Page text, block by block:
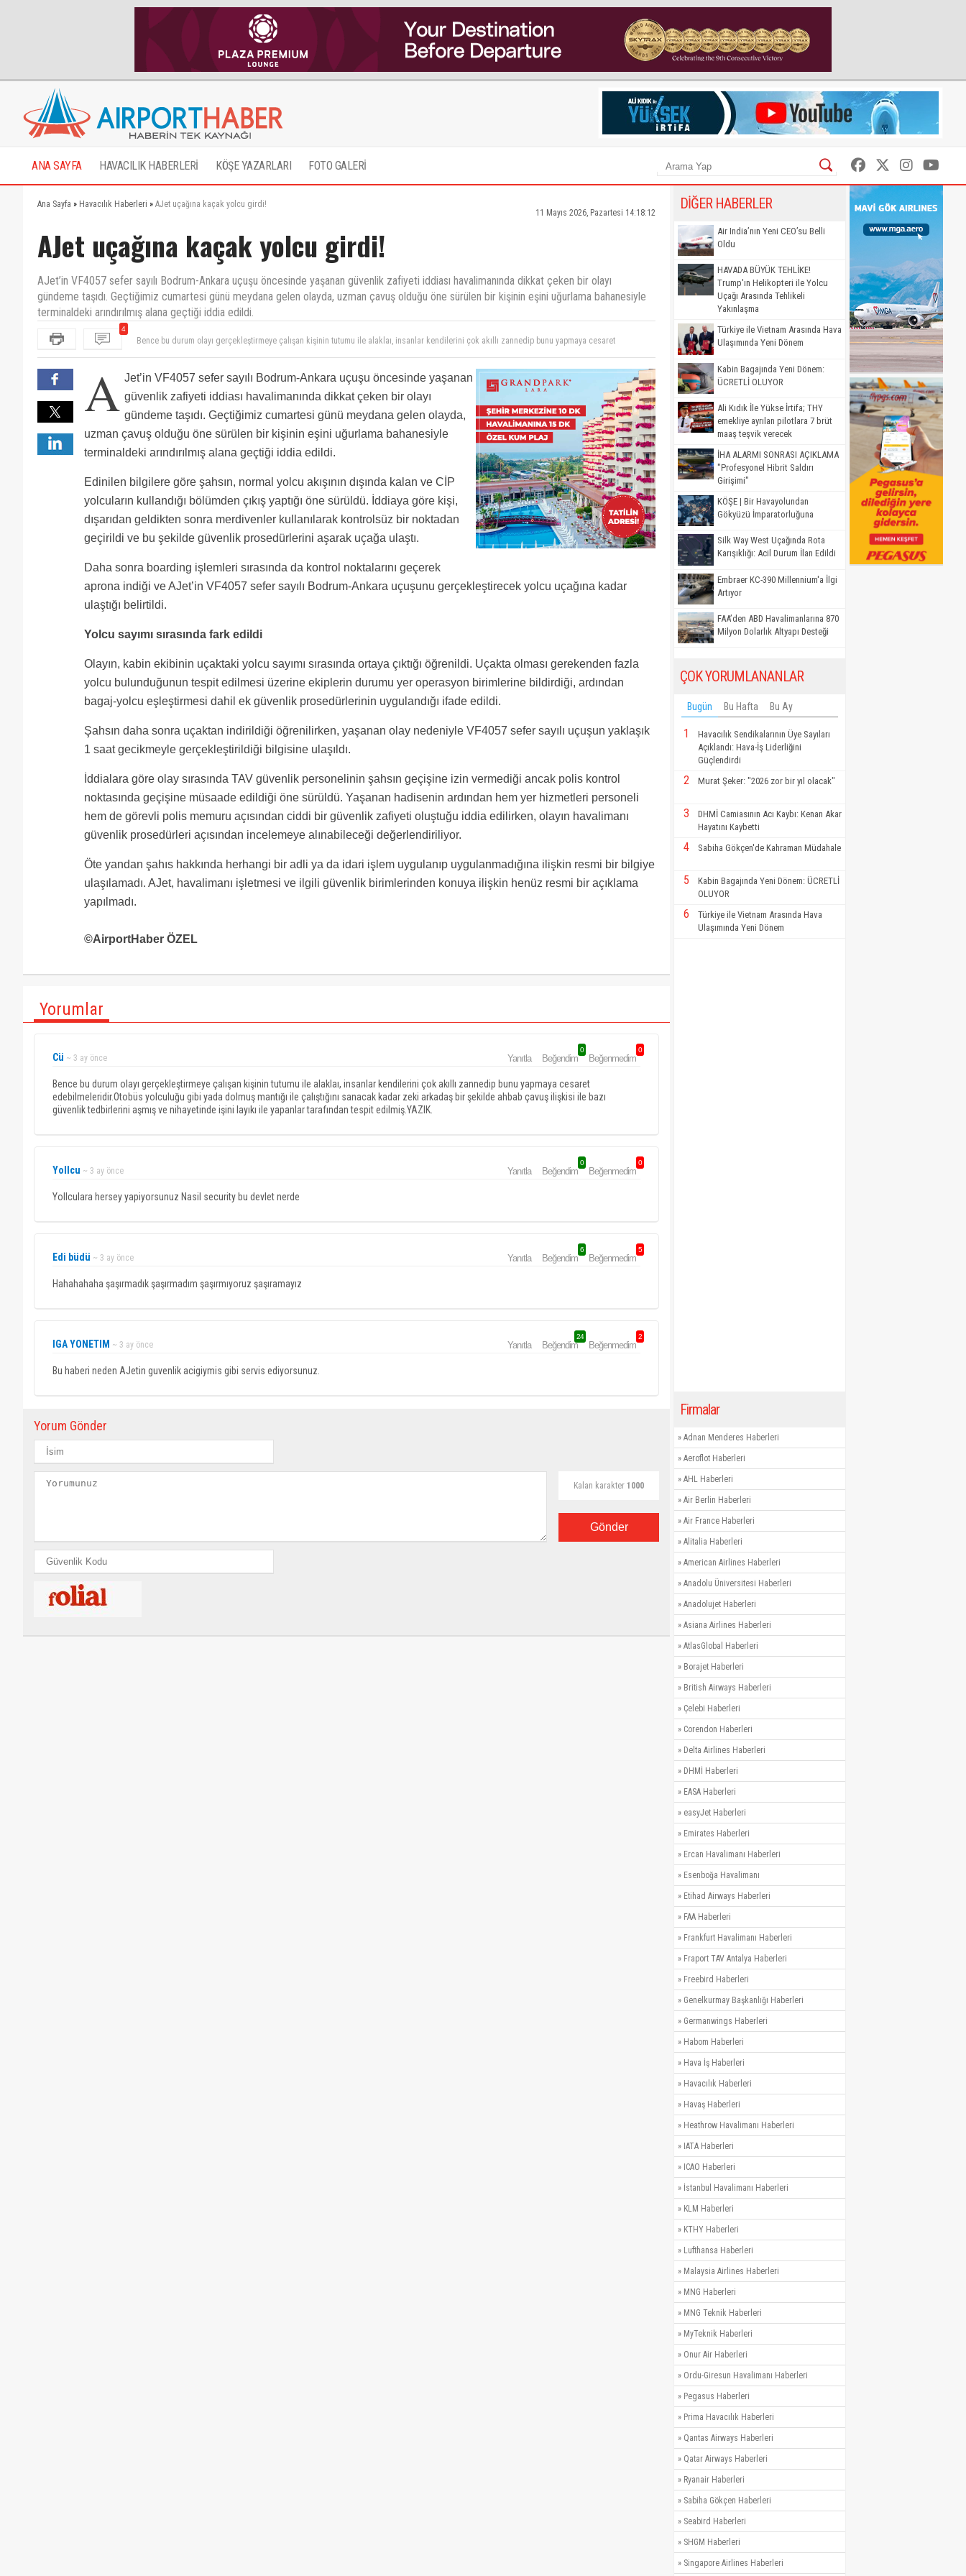
ANA SAYFA HAVACILIK HABERLERİ KÖŞE YAZARLARI FOTO GALERİ
Ana Sayfa » Havacılık Haberleri » AJet uçağına kaçak yolcu girdi!
11 Mayıs 2026, Pazartesi 14:18:12
AJet uçağına kaçak yolcu girdi!
AJet’in VF4057 sefer sayılı Bodrum-Ankara uçuşu öncesinde yaşanan güvenlik zafiyeti iddiası havalimanında dikkat çeken bir olayı
gündeme taşıdı. Geçtiğimiz cumartesi günü meydana gelen olayda, uzman çavuş olduğu öne sürülen bir kişinin eşini uğurlama bahanesiyle
terminaldeki arındırılmış alana geçtiği iddia edildi.
4
edebilmeleridir.Otobüs yolculuğu gibi yada dolmuş mantığı ile çalıştığını sanacak kadar zeki arkadaş bir şekilde ahbab çavuş ilişkisi ile bazı
Yollculara hersey yapiyorsunuz Nasil security bu devlet nerde
A Jet’in VF4057 sefer sayılı Bodrum-Ankara uçuşu öncesinde yaşanan
güvenlik zafiyeti iddiası havalimanında dikkat çeken bir olayı
gündeme taşıdı. Geçtiğimiz cumartesi günü meydana gelen olayda,
uzman çavuş olduğu öne sürülen bir kişinin eşini uğurlama bahanesiyle
terminaldeki arındırılmış alana geçtiği iddia edildi.
Edinilen bilgilere göre şahsın, normal yolcu akışının dışında kalan ve CİP
yolcuların kullandığı bölümden çıkış yaptığı öne sürüldü. İddiaya göre kişi,
dışarıdan geldikten sonra merdivenler kullanılarak kontrolsüz bir noktadan
geçirildi ve bu şekilde güvenlik prosedürlerini aşarak uçağa ulaştı.
Daha sonra boarding işlemleri sırasında da kontrol noktalarını geçerek
aprona indiği ve AJet’in VF4057 sefer sayılı Bodrum-Ankara uçuşunu gerçekleştirecek yolcu uçağına kadar
ulaştığı belirtildi.
Yolcu sayımı sırasında fark edildi
Olayın, kabin ekibinin uçaktaki yolcu sayımı sırasında ortaya çıktığı öğrenildi. Uçakta olması gerekenden fazla
yolcu bulunduğunun tespit edilmesi üzerine ekiplerin durumu yer operasyon birimlerine bildirdiği, ardından
bagaj-yolcu eşleştirmesi dahil ek güvenlik prosedürlerinin uygulandığı ifade edildi.
Şahsın daha sonra uçaktan indirildiği öğrenilirken, yaşanan olay nedeniyle VF4057 sefer sayılı uçuşun yaklaşık
1 saat gecikmeyle gerçekleştirildiği bilgisine ulaşıldı.
İddialara göre olay sırasında TAV güvenlik personelinin şahsın geçişine izin vermediği ancak polis kontrol
noktasında geçişine müsaade edildiği öne sürüldü. Yaşanan hadisenin ardından hem yer hizmetleri personeli
hem de görevli polis memuru açısından ciddi bir güvenlik zafiyeti oluştuğu iddia edilirken, olayın havalimanı
güvenlik prosedürleri açısından incelemeye alınabileceği değerlendiriliyor.
Öte yandan şahıs hakkında herhangi bir adli ya da idari işlem uygulanıp uygulanmadığına ilişkin resmi bir bilgiye
ulaşılamadı. AJet, havalimanı işletmesi ve ilgili güvenlik birimlerinden konuya ilişkin henüz resmi bir açıklama
yapılmadı.
©AirportHaber ÖZEL
Yorumlar
Cü ~ 3 ay önce Yanıtla Beğendim
0
Beğenmedim
0
Bence bu durum olayı gerçekleştirmeye çalışan kişinin tutumu ile alaklaı, insanlar kendilerini çok akıllı zannedip bunu yapmaya cesaret
edebilmeleridir.Otobüs yolculuğu gibi yada dolmuş mantığı ile çalıştığını sanacak kadar zeki arkadaş bir şekilde ahbab çavuş ilişkisi ile bazı
güvenlik tedbirlerini aşmış ve nihayetinde işini layıkı ile yapanlar tarafından tespit edilmiş.YAZIK.
Yollcu ~ 3 ay önce Yanıtla Beğendim
0
Beğenmedim
0
Yollculara hersey yapiyorsunuz Nasil security bu devlet nerde
Edi büdü ~ 3 ay önce Yanıtla Beğendim
6
Beğenmedim
5
Hahahahaha şaşırmadık şaşırmadım şaşırmıyoruz şaşıramayız
IGA YONETIM ~ 3 ay önce Yanıtla Beğendim
24
Beğenmedim
2
Bu haberi neden AJetin guvenlik acigiymis gibi servis ediyorsunuz.
Yorum Gönder
Kalan karakter 1000
Gönder
DİĞER HABERLER
Air India’nın Yeni CEO’su Belli
Oldu
HAVADA BÜYÜK TEHLİKE!
Trump'ın Helikopteri ile Yolcu
Uçağı Arasında Tehlikeli
Yakınlaşma
Türkiye ile Vietnam Arasında Hava
Ulaşımında Yeni Dönem
Kabin Bagajında Yeni Dönem:
ÜCRETLİ OLUYOR
Ali Kıdık İle Yükse İrtifa; THY
emekliye ayrılan pilotlara 7 brüt
maaş teşvik verecek
İHA ALARMI SONRASI AÇIKLAMA
"Profesyonel Hibrit Saldırı
Girişimi"
KÖŞE | Bir Havayolundan
Gökyüzü İmparatorluğuna
Silk Way West Uçağında Rota
Karışıklığı: Acil Durum İlan Edildi
Embraer KC-390 Millennium'a İlgi
Artıyor
FAA’den ABD Havalimanlarına 870
Milyon Dolarlık Altyapı Desteği
ÇOK YORUMLANANLAR
Bugün Bu Hafta Bu Ay
1
Havacılık Sendikalarının Üye Sayıları
Açıklandı: Hava-İş Liderliğini
Güçlendirdi
2 Murat Şeker: "2026 zor bir yıl olacak"
3
DHMİ Camiasının Acı Kaybı: Kenan Akar
Hayatını Kaybetti
4 Sabiha Gökçen'de Kahraman Müdahale
5
Kabin Bagajında Yeni Dönem: ÜCRETLİ
OLUYOR
6
Türkiye ile Vietnam Arasında Hava
Ulaşımında Yeni Dönem
Firmalar
» Adnan Menderes Haberleri
» Aeroflot Haberleri
» AHL Haberleri
» Air Berlin Haberleri
» Air France Haberleri
» Alitalia Haberleri
» American Airlines Haberleri
» Anadolu Üniversitesi Haberleri
» Anadolujet Haberleri
» Asiana Airlines Haberleri
» AtlasGlobal Haberleri
» Borajet Haberleri
» British Airways Haberleri
» Çelebi Haberleri
» Corendon Haberleri
» Delta Airlines Haberleri
» DHMİ Haberleri
» EASA Haberleri
» easyJet Haberleri
» Emirates Haberleri
» Ercan Havalimanı Haberleri
» Esenboğa Havalimanı
» Etihad Airways Haberleri
» FAA Haberleri
» Frankfurt Havalimanı Haberleri
» Fraport TAV Antalya Haberleri
» Freebird Haberleri
» Genelkurmay Başkanlığı Haberleri
» Germanwings Haberleri
» Habom Haberleri
» Hava İş Haberleri
» Havacılık Haberleri
» Havaş Haberleri
» Heathrow Havalimanı Haberleri
» IATA Haberleri
» ICAO Haberleri
» İstanbul Havalimanı Haberleri
» KLM Haberleri
» KTHY Haberleri
» Lufthansa Haberleri
» Malaysia Airlines Haberleri
» MNG Haberleri
» MNG Teknik Haberleri
» MyTeknik Haberleri
» Onur Air Haberleri
» Ordu-Giresun Havalimanı Haberleri
» Pegasus Haberleri
» Prima Havacılık Haberleri
» Qantas Airways Haberleri
» Qatar Airways Haberleri
» Ryanair Haberleri
» Sabiha Gökçen Haberleri
» Seabird Haberleri
» SHGM Haberleri
» Singapore Airlines Haberleri